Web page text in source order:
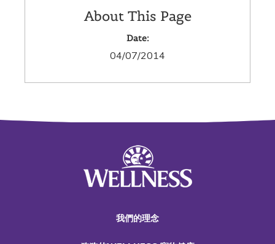
About This Page
Date:
04/07/2014
我們的理念